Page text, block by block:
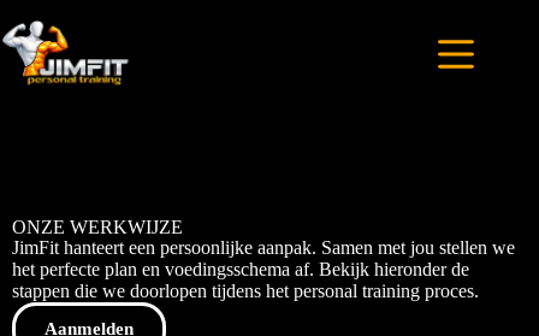
ONZE WERKWIJZE
JimFit hanteert een persoonlijke aanpak. Samen met jou stellen we
het perfecte plan en voedingsschema af. Bekijk hieronder de
stappen die we doorlopen tijdens het personal training proces.
Aanmelden